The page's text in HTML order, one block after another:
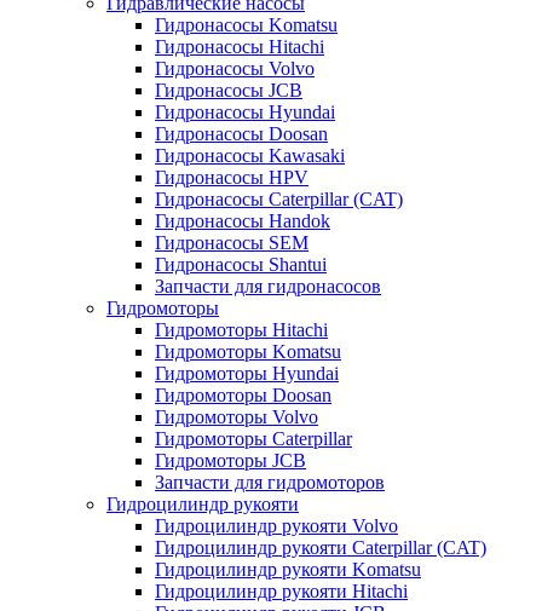
Гидронасосы Komatsu
Гидронасосы Hitachi
Гидронасосы Volvo
Гидронасосы JCB
Гидронасосы Hyundai
Гидронасосы Doosan
Гидронасосы Kawasaki
Гидронасосы HPV
Гидронасосы Caterpillar (CAT)
Гидронасосы Handok
Гидронасосы SEM
Гидронасосы Shantui
Запчасти для гидронасосов
Гидромоторы
Гидромоторы Hitachi
Гидромоторы Komatsu
Гидромоторы Hyundai
Гидромоторы Doosan
Гидромоторы Volvo
Гидромоторы Caterpillar
Гидромоторы JCB
Запчасти для гидромоторов
Гидроцилиндр рукояти
Гидроцилиндр рукояти Volvo
Гидроцилиндр рукояти Caterpillar (CAT)
Гидроцилиндр рукояти Komatsu
Гидроцилиндр рукояти Hitachi